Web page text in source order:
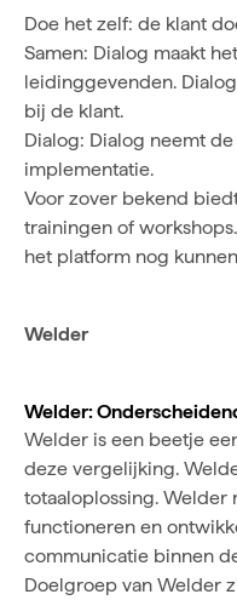
Doe het zelf: de klant
Samen: Dialog maakt
leidinggevenden.
bij de klant.
Dialog: Dialog neemt
implementatie.
Voor zover bekend
trainingen of
het platform nog
Welder
Welder:
Welder is een beetje
deze vergelijking.
totaaloplossing.
functioneren en
communicatie binnen
Doelgroep van Welder